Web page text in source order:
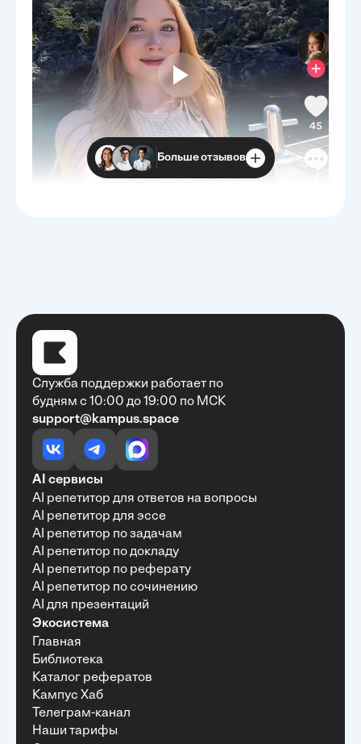
Очень быстро, недорого, качественно,
доступно
Алексей Антонов•27 мая, 2025
Обучение с Кампус Хаб — очень экономит
полезной информации. Рекомендую ...
Рекомендую Кампус АИ всем, кто хочет
учиться эффективно и с комфортом
Марина Щербакова
Пользуюсь сайтом Кампус АИ уже несколько
месяцев и хочу отметить высокий уровень
удобства и информативности. Платформа
отлично подходит как для самостоятельного
обучения, так и для профессионального
подача информации понятная, много практики и
актуальных примеров.
Больше отзывов
Служба поддержки работает по
будням с 10:00 до 19:00 по МСК
support@kampus.space
AI сервисы
AI репетитор для ответов на вопросы
AI репетитор для эссе
AI репетитор по задачам
AI репетитор по докладу
AI репетитор по реферату
AI репетитор по сочинению
AI для презентаций
Экосистема
Главная
Библиотека
Каталог рефератов
Кампус Хаб
Телеграм-канал
Наши тарифы